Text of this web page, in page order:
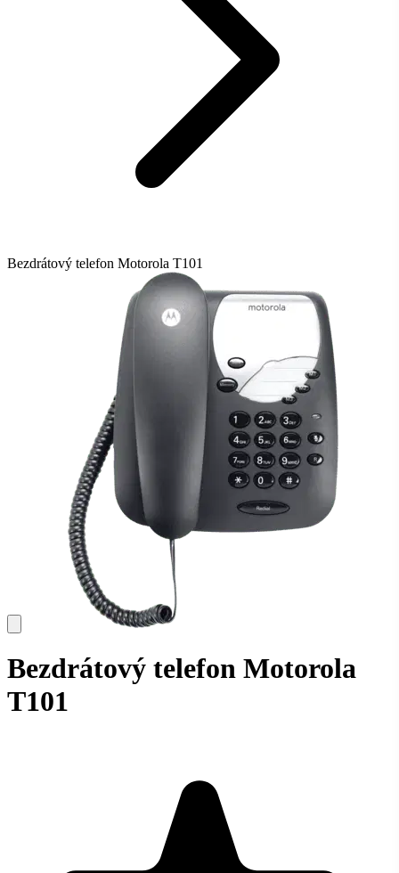
Bezdrátový telefon Motorola T101
Bezdrátový telefon Motorola
T101